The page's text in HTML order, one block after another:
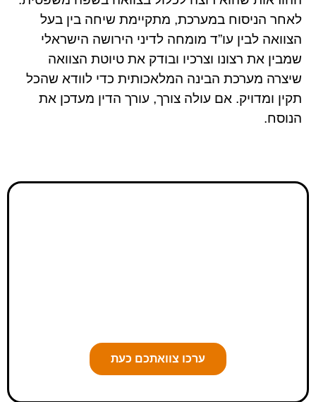
לאחר הניסוח במערכת, מתקיימת שיחה בין בעל
הצוואה לבין עו”ד מומחה לדיני הירושה הישראלי
שמבין את רצונו וצרכיו ובודק את טיוטת הצוואה
שיצרה מערכת הבינה המלאכותית כדי לוודא שהכל
תקין ומדויק. אם עולה צורך, עורך הדין מעדכן את
הנוסח.
ערכו צוואתכם כעת